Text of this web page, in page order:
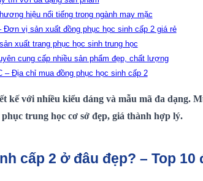
hiệu nổi tiếng trong ngành may mặc
vị sản xuất đồng phục học sinh cấp 2 giá rẻ
xuất trang phục học sinh trung học
cung cấp nhiều sản phẩm đẹp, chất lượng
– Địa chỉ mua đồng phục học sinh cấp 2
kế với nhiều kiểu dáng và mẫu mã đa dạng.
trung học cơ sở đẹp, giá thành hợp lý.
cấp 2 ở đâu đẹp? – Top